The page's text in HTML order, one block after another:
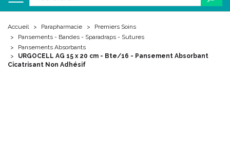
Accueil Parapharmacie
Premiers Soins
Pansements - Bandes - Sparadraps - Sutures
Pansements Absorbants
URGOCELL AG 15 x 20 cm - Bte/16 - Pansement Absorbant
Cicatrisant Non Adhésif